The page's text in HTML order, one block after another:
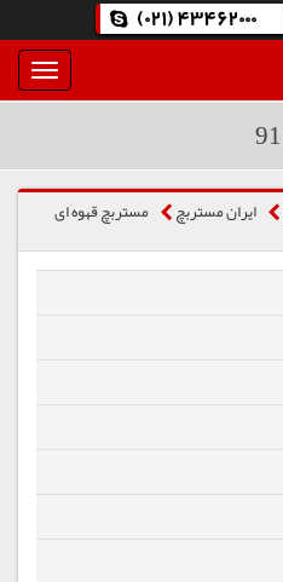
(021) 43462000
بار
و
ایران مستربچ مستربچ قهوه ای